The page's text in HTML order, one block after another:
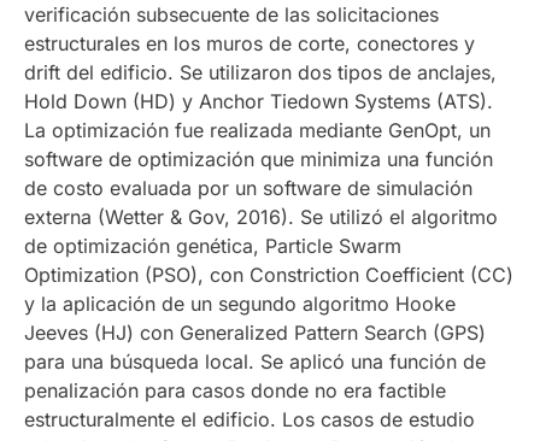
verificación subsecuente de las solicitaciones
estructurales en los muros de corte, conectores y
drift del edificio. Se utilizaron dos tipos de anclajes,
Hold Down (HD) y Anchor Tiedown Systems (ATS).
La optimización fue realizada mediante GenOpt, un
software de optimización que minimiza una función
de costo evaluada por un software de simulación
externa (Wetter & Gov, 2016). Se utilizó el algoritmo
de optimización genética, Particle Swarm
Optimization (PSO), con Constriction Coefficient (CC)
y la aplicación de un segundo algoritmo Hooke
Jeeves (HJ) con Generalized Pattern Search (GPS)
para una búsqueda local. Se aplicó una función de
penalización para casos donde no era factible
estructuralmente el edificio. Los casos de estudio